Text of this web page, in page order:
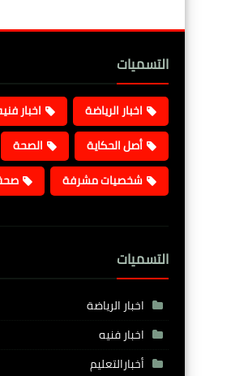
التسميات
اخبار الرياضة اخبار
أصل الحكاية
الصحة
شخصيات مشرفة
التسميات
اخبار الرياضة
اخبار فنيه
أخبارالتعليم